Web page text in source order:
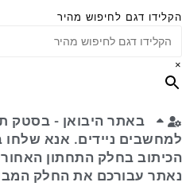
הקלידו דגם לחיפוש מהיר
×
באתר היבואן - בסטק
למחשבים ניידים. אנא שלחו
הכיתוב בחלק התחתון
נאתר עבורכם את החלק